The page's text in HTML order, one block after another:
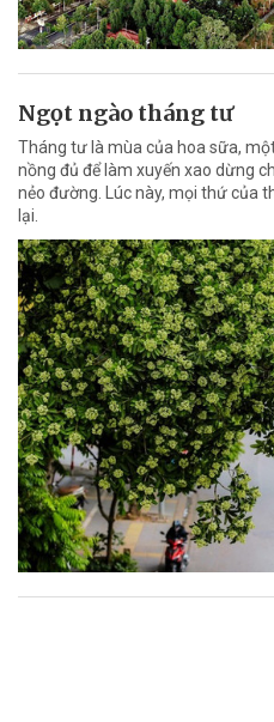
Ngọt ngào tháng tư
Tháng tư là mùa của hoa sữa,
nồng đủ để làm xuyến xao dừng
nẻo đường. Lúc này, mọi thứ của
lại.